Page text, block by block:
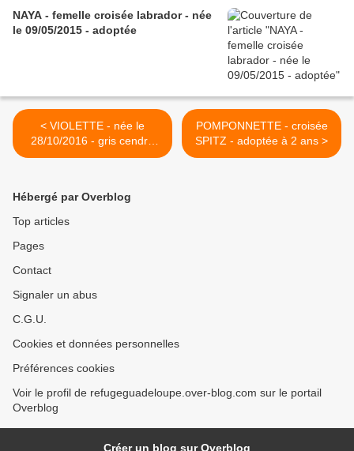
NAYA - femelle croisée labrador - née
le 09/05/2015 - adoptée
< VIOLETTE - née le
28/10/2016 - gris cendré
blanc - adoptée
POMPONNETTE - croisée
SPITZ - adoptée à 2 ans >
Hébergé par Overblog
Top articles
Pages
Contact
Signaler un abus
C.G.U.
Cookies et données personnelles
Préférences cookies
Voir le profil de refugeguadeloupe.over-blog.com sur le portail
Overblog
Créer un blog sur Overblog